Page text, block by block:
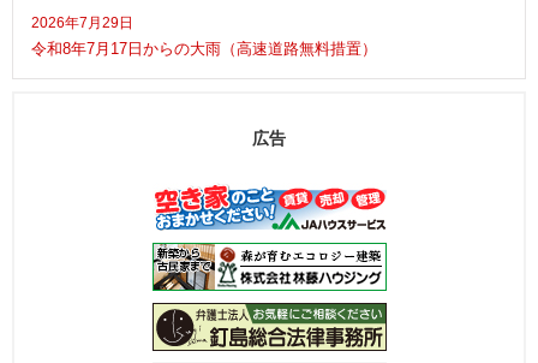
2026年7月29日
令和8年7月17日からの大雨（高速道路無料措置）
広告